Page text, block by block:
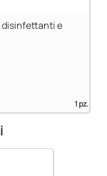
disinfettanti e
1 pz.